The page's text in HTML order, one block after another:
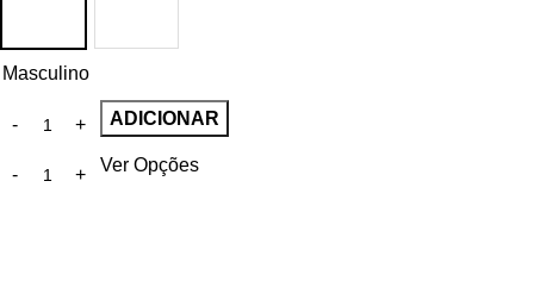
Masculino
ADICIONAR
Ver Opções